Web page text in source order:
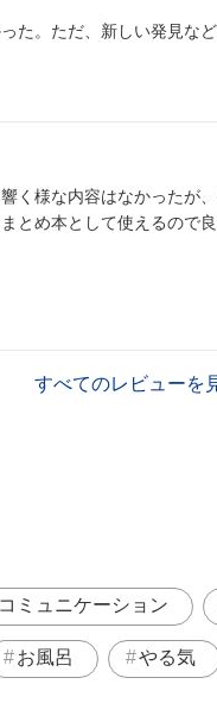
た。ただ、新しい発見な
く様な内容はなかったが
とめ本として使えるので
すべてのレビューを
コミュニケーション
お風呂 やる気